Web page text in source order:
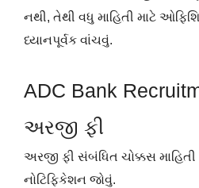
નથી, તેથી વધુ માહિતી માટે
ધ્યાનપૂર્વક વાંચવું.
ADC Bank
અરજી ફી
અરજી ફી સંબંધિત ચોક્કસ
નોટિફિકેશન જોવું.